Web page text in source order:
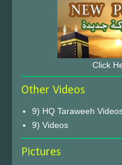
Click
Other Videos
9) HQ Taraweeh
9) Videos
Pictures